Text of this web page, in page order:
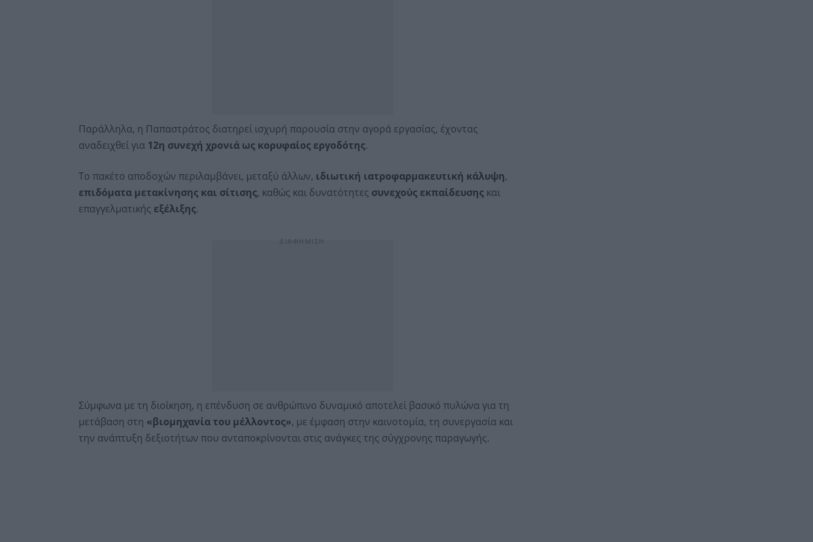
Παράλληλα, η Παπαστράτος διατηρεί ισχυρή παρουσία στην αγορά εργασίας, έχοντας
αναδειχθεί για 12η συνεχή χρονιά ως κορυφαίος εργοδότης.
Το πακέτο αποδοχών περιλαμβάνει, μεταξύ άλλων, ιδιωτική ιατροφαρμακευτική κάλυψη,
επιδόματα μετακίνησης και σίτισης, καθώς και δυνατότητες συνεχούς εκπαίδευσηςκαι
επαγγελματικής εξέλιξης.
Σύμφωνα με τη διοίκηση, η επένδυση σε ανθρώπινο δυναμικό αποτελεί βασικό πυλώνα για τη
μετάβαση στη «βιομηχανία του μέλλοντος», με έμφαση στην καινοτομία, τη συνεργασία και
την ανάπτυξη δεξιοτήτων που ανταποκρίνονται στις ανάγκες της σύγχρονης παραγωγής.